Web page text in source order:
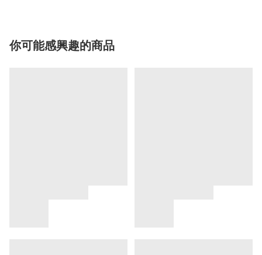
你可能感興趣的商品